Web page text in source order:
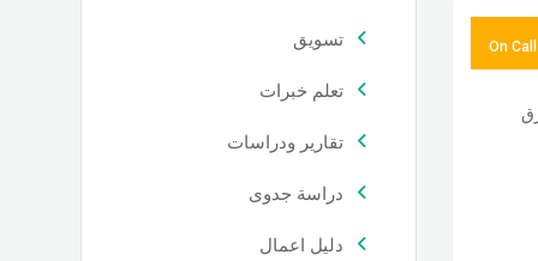
On Call تسويق
تعلم خبرات
تقارير ودراسات
دراسة جدوى
دليل اعمال